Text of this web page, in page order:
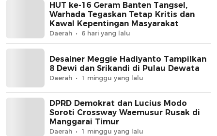
HUT ke-16 Geram Banten Tangsel,
Warhada Tegaskan Tetap Kritis dan
Kawal Kepentingan Masyarakat
Daerah 6 hari yang lalu
Desainer Meggie Hadiyanto Tampilkan
8 Dewi dan Srikandi di Pulau Dewata
Daerah 1 minggu yang lalu
DPRD Demokrat dan Lucius Modo
Soroti Crossway Waemusur Rusak di
Manggarai Timur
Daerah 1 minggu yang lalu